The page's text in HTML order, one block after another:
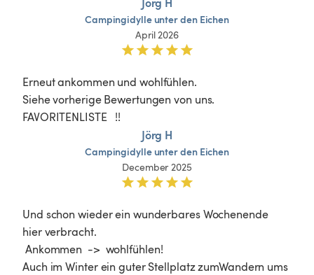
Campingidylle unterden Eichen
April 2026
Erneut ankommen und wohlfühlen.
Siehe vorherige Bewertungen von uns.
FAVORITENLISTE   !!
Jörg H
Campingidylle unterden Eichen
December 2025
Und schon wieder ein wunderbares Wochenende
hier verbracht.
Auch im Winter ein guter Stellplatz zumWandern ums